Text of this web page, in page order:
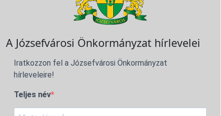
A Józsefvárosi Önkormányzat hírlevelei
Iratkozzon fel a Józsefvárosi Önkormányzat
hírleveleire!
Teljes név